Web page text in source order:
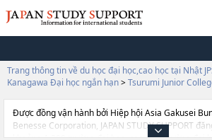
Trang thông tin về du học đại học,cao học tại Nhật
Kanagawa Đại học ngắn hạn> Tsurumi Junior
Được đồng vận hành bởi Hiệp hội Asia Gakusei
Benesse Corporation, JAPAN STUDY SUPPORT